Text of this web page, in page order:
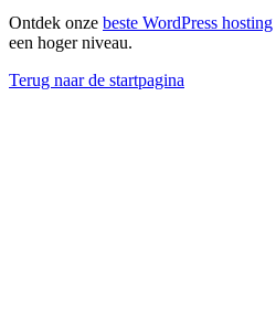
Ontdek onze beste WordPress hosting
een hoger niveau.
Terug naar de startpagina